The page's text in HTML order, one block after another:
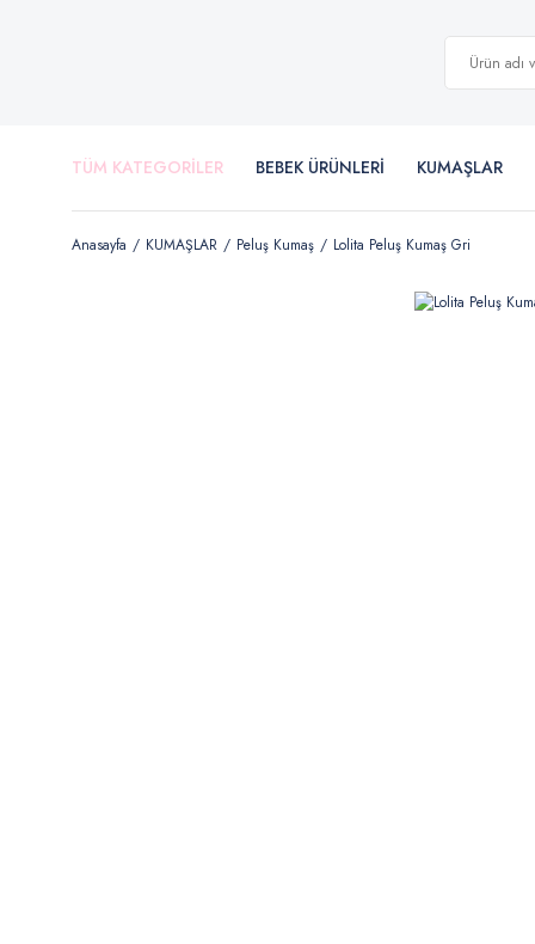
TÜM KATEGORİLER BEBEK ÜRÜNLERİ KUMAŞLAR
Anasayfa KUMAŞLAR Peluş Kumaş Lolita Peluş Kumaş Gri